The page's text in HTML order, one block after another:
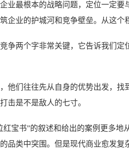
业最根本的战略问题，定位一定要
企业的护城河和竞争壁垒。从这个
争两个字非常关键，它告诉我们
他们往往先从自身的优势出发，
击是不是敌人的七寸。
红宝书”的叙述和给出的案例更多
品类中突围。但是现代商业愈发